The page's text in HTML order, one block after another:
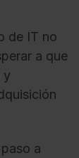
de IT no
a que
y
a